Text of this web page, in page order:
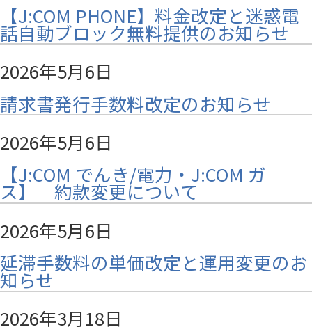
【J:COM PHONE】料金改定と迷惑電
話自動ブロック無料提供のお知らせ
2026年5月6日
請求書発行手数料改定のお知らせ
2026年5月6日
【J:COM でんき/電力・J:COM ガ
ス】 約款変更について
2026年5月6日
延滞手数料の単価改定と運用変更のお
知らせ
2026年3月18日